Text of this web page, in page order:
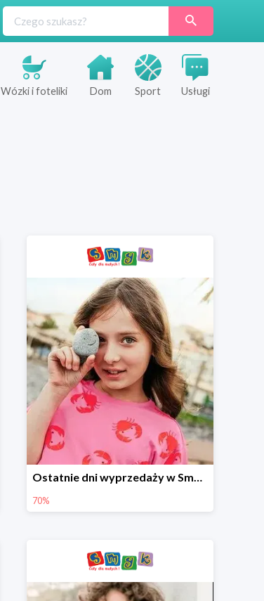
Wózki i foteliki Dom Sport Usługi
Ostatnie dni wyprzedaży w Smyku - ubrania i buty do -70%
70%